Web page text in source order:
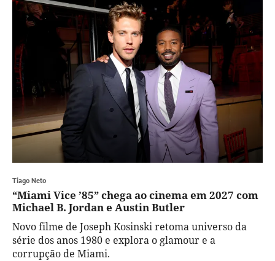
Tiago Neto
“Miami Vice ’85” chega ao cinema em 2027 com
Michael B. Jordan e Austin Butler
Novo filme de Joseph Kosinski retoma universo da
série dos anos 1980 e explora o glamour e a
corrupção de Miami.